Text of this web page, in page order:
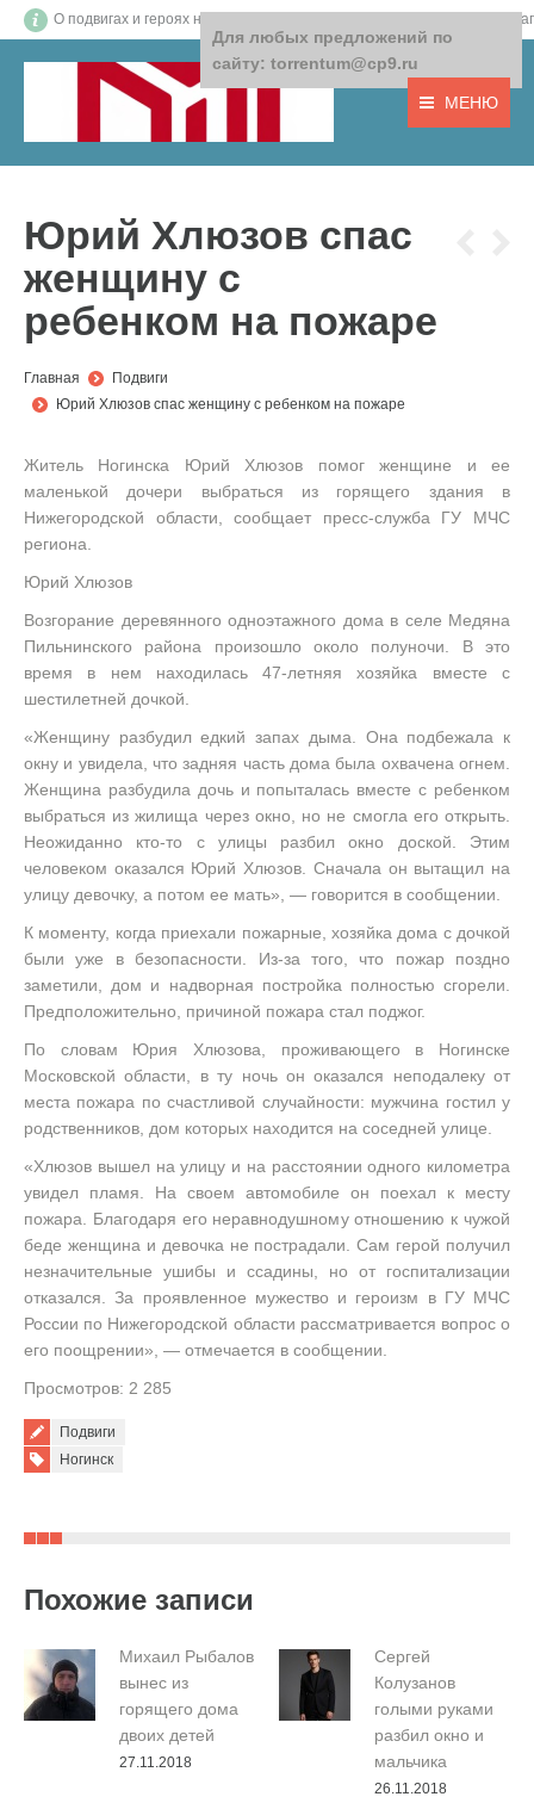
О подвигах и героях нашего времени! О том, что важно! О
МЕНЮ
Юрий Хлюзов спас
женщину с
ребенком на пожаре
You are here:
Главная
Подвиги
Юрий Хлюзов спас женщину с ребенком на пожаре
Житель Ногинска Юрий Хлюзов помог женщине и ее
маленькой дочери выбраться из горящего здания в
Нижегородской области, сообщает пресс-служба ГУ МЧС
региона.
Юрий Хлюзов
Возгорание деревянного одноэтажного дома в селе Медяна
Пильнинского района произошло около полуночи. В это
время в нем находилась 47-летняя хозяйка вместе с
шестилетней дочкой.
«Женщину разбудил едкий запах дыма. Она подбежала к
окну и увидела, что задняя часть дома была охвачена огнем.
Женщина разбудила дочь и попыталась вместе с ребенком
выбраться из жилища через окно, но не смогла его открыть.
Неожиданно кто-то с улицы разбил окно доской. Этим
человеком оказался Юрий Хлюзов. Сначала он вытащил на
улицу девочку, а потом ее мать», — говорится в сообщении.
К моменту, когда приехали пожарные, хозяйка дома с дочкой
были уже в безопасности. Из-за того, что пожар поздно
заметили, дом и надворная постройка полностью сгорели.
Предположительно, причиной пожара стал поджог.
По словам Юрия Хлюзова, проживающего в Ногинске
Московской области, в ту ночь он оказался неподалеку от
места пожара по счастливой случайности: мужчина гостил у
родственников, дом которых находится на соседней улице.
«Хлюзов вышел на улицу и на расстоянии одного километра
увидел пламя. На своем автомобиле он поехал к месту
пожара. Благодаря его неравнодушному отношению к чужой
беде женщина и девочка не пострадали. Сам герой получил
незначительные ушибы и ссадины, но от госпитализации
отказался. За проявленное мужество и героизм в ГУ МЧС
России по Нижегородской области рассматривается вопрос о
его поощрении», — отмечается в сообщении.
Просмотров: 2 285
Подвиги
Tags:
Ногинск
Похожие записи
Михаил Рыбалов
вынес из
горящего дома
двоих детей
27.11.2018
Сергей
Колузанов
голыми руками
разбил окно и
мальчика
26.11.2018
Для любых предложений по
сайту: torrentum@cp9.ru